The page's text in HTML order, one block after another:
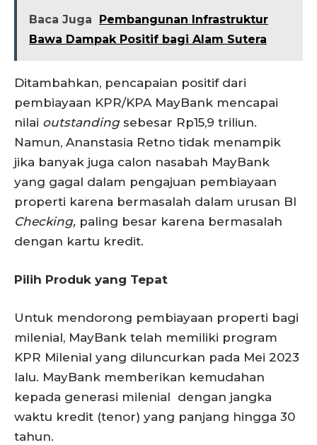
Baca Juga
Pembangunan Infrastruktur
Bawa Dampak Positif bagi Alam Sutera
Ditambahkan, pencapaian positif dari
pembiayaan KPR/KPA MayBank mencapai
nilai outstanding sebesar Rp15,9 triliun.
Namun, Ananstasia Retno tidak menampik
jika banyak juga calon nasabah MayBank
yang gagal dalam pengajuan pembiayaan
properti karena bermasalah dalam urusan BI
Checking, paling besar karena bermasalah
dengan kartu kredit.
Pilih Produk yang Tepat
Untuk mendorong pembiayaan properti bagi
milenial, MayBank telah memiliki program
KPR Milenial yang diluncurkan pada Mei 2023
lalu. MayBank memberikan kemudahan
kepada generasi milenial dengan jangka
waktu kredit (tenor) yang panjang hingga 30
tahun.